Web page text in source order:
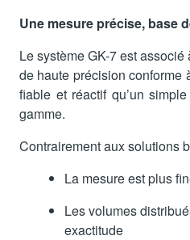
Une mesure précise, base
Le système GK-7 est
de haute précision conforme
fiable et réactif qu’un
gamme.
Contrairement aux solutions
La mesure est plus
Les volumes
exactitude